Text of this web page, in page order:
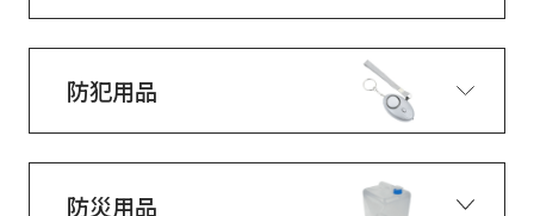
防犯用品
防災用品